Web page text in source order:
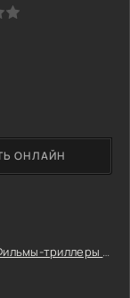
триллеры 2026
ОНЛАЙН